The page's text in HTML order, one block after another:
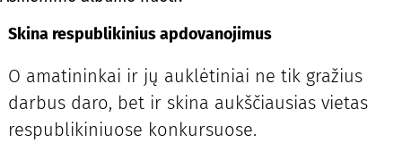
Skina respublikinius apdovanojimus
O amatininkai ir jų auklėtiniai ne tik gražius
darbus daro, bet ir skina aukščiausias vietas
respublikiniuose konkursuose.